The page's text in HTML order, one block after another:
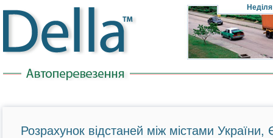
Неділя
Розрахунок відстаней між містами України,